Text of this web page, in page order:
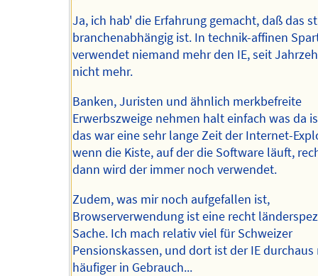
Ja, ich hab' die Erfahrung gemacht, daß das
branchenabhängig ist. In technik-affinen
verwendet niemand mehr den IE, seit
nicht mehr.
Banken, Juristen und ähnlich merkbefreite
Erwerbszweige nehmen halt einfach was da
das war eine sehr lange Zeit der Internet-
wenn die Kiste, auf der die Software läuft,
dann wird der immer noch verwendet.
Zudem, was mir noch aufgefallen ist,
Browserverwendung ist eine recht
Sache. Ich mach relativ viel für Schweizer
Pensionskassen, und dort ist der IE durchaus
häufiger in Gebrauch...